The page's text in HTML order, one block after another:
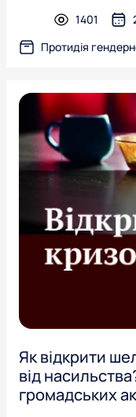
presentation
1401
Протидія
Як відкрити
від
громадських